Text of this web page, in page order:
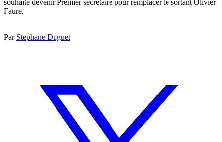
souhaite devenir Premier secrétaire pour remplacer le sortant Olivier
Faure.
Par Stephane Duguet